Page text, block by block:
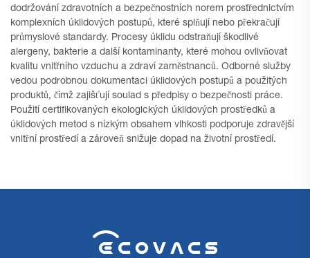
dodržování zdravotních a bezpečnostních norem prostřednictvím
komplexních úklidových postupů, které splňují nebo překračují
průmyslové standardy. Procesy úklidu odstraňují škodlivé
alergeny, bakterie a další kontaminanty, které mohou ovlivňovat
kvalitu vnitřního vzduchu a zdraví zaměstnanců. Odborné služby
vedou podrobnou dokumentaci úklidových postupů a použitých
produktů, čímž zajišťují soulad s předpisy o bezpečnosti práce.
Použití certifikovaných ekologických úklidových prostředků a
úklidových metod s nízkým obsahem vlhkosti podporuje zdravější
vnitřní prostředí a zároveň snižuje dopad na životní prostředí.